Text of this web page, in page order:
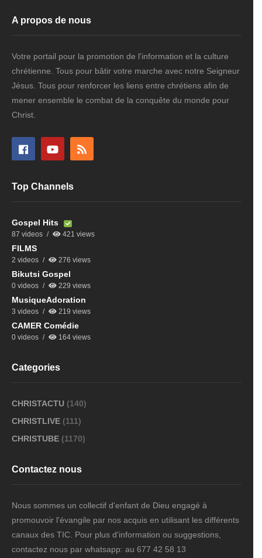
A propos de nous
Votre portail pour la promotion de l'information et la culture
chrétienne. Tous pour bâtir votre marche avec notre Seigneur
Jésus. Tous pour renforcer les liens entre chrétiens afin de
mener ensemble le combat de la conquête du monde pour
Christ.
Top Channels
Gospel Hits
87 videos 421 views
FILMS
2 videos 276 views
Bikutsi Gospel
0 videos 229 views
MusiqueAdoration
3 videos 219 views
CAMER Comédie
0 videos 164 views
Categories
CHRISTACTU (140)
CHRISTLIVE (111)
CHRISTUBE (1170)
Contactez nous
Nous sommes un collectif d'enfant de Dieu engagé à
promouvoir l'évangile par nos acquis en utilisant les différents
canaux des TIC. Pour plus d'information ou suggestions,
contactez nous par whatsapp: au 677 42 58 13